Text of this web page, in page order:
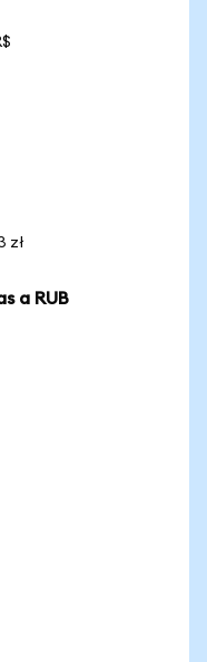
zł
a RUB